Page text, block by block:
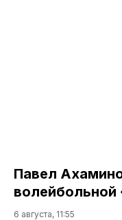
Павел
6 августа, 11:55